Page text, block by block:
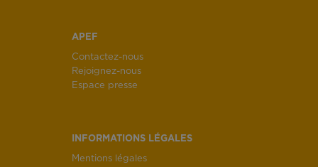
APEF
Contactez-nous
Rejoignez-nous
Espace presse
INFORMATIONS LÉGALES
Mentions légales